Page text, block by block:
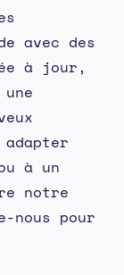
avec des
à jour,
adapter
à un
notre
nous pour